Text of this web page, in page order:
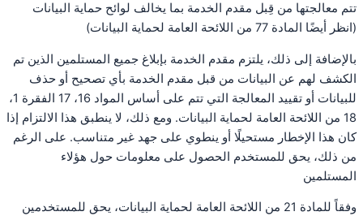
تتم معالجتها من قِبل مقدم الخدمة بما يخالف لوائح حماية البيانات
(انظر أيضًا المادة 77 من اللائحة العامة لحماية البيانات)
بالإضافة إلى ذلك، يلتزم مقدم الخدمة بإبلاغ جميع المستلمين الذين تم
الكشف لهم عن البيانات من قبل مقدم الخدمة بأي تصحيح أو حذف
للبيانات أو تقييد المعالجة التي تتم على أساس المواد 16، 17 الفقرة 1،
18 من اللائحة العامة لحماية البيانات. ومع ذلك، لا ينطبق هذا الالتزام إذا
كان هذا الإخطار مستحيلًا أو ينطوي على جهد غير متناسب. على الرغم
من ذلك، يحق للمستخدم الحصول على معلومات حول هؤلاء
المستلمين
وفقاً للمادة 21 من اللائحة العامة لحماية البيانات، يحق للمستخدمين